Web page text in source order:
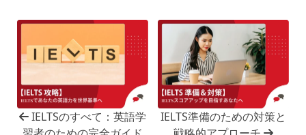
IELTSのすべて：英語学
IELTS準備のための対策と